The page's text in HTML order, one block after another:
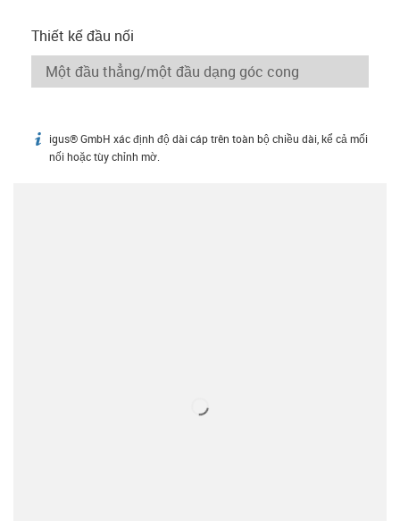
Thiết kế đầu nối
igus-icon-info
igus® GmbH xác định độ dài cáp trên toàn bộ chiều dài, kể cả mối
nối hoặc tùy chỉnh mờ.